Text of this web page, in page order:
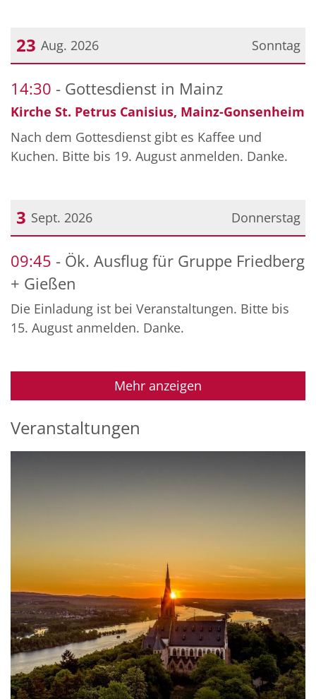
Sonntag
23 Aug. 2026
14:30 Gottesdienst in Mainz
Kirche St. Petrus Canisius, Mainz-Gonsenheim
Nach dem Gottesdienst gibt es Kaffee und
Kuchen. Bitte bis 19. August anmelden. Danke.
Donnerstag
3 Sept. 2026
Datum: 3. September 2026
09:45
Ök. Ausflug für Gruppe Friedberg
+ Gießen
Die Einladung ist bei Veranstaltungen. Bitte bis
15. August anmelden. Danke.
Mehr anzeigen
Veranstaltungen